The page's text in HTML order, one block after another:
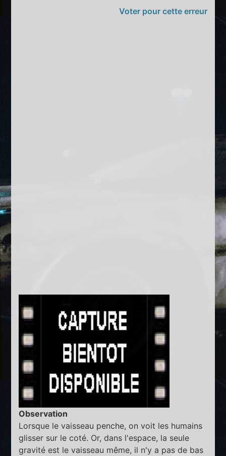
Voter pour cette erreur
Observation
Lorsque le vaisseau penche, on voit les humains
glisser sur le coté. Or, dans l'espace, la seule
gravité est le vaisseau même, il n'y a pas de bas